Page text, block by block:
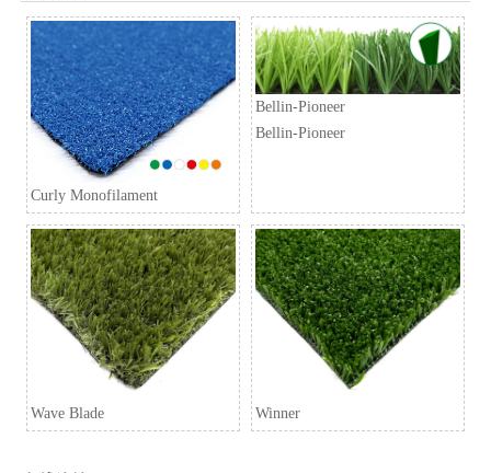
Curly Monofilament
Bellin-Pioneer
Bellin-Pioneer
Wave Blade Winner